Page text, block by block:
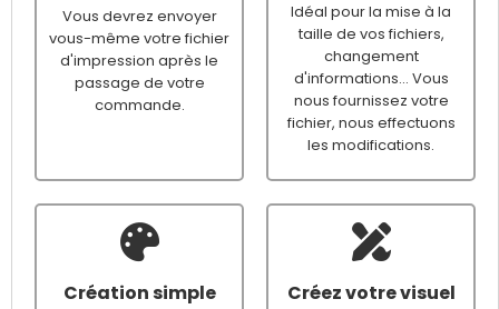
Vous devrez envoyer
vous-même votre fichier
d'impression après le
passage de votre
commande.
Idéal pour la mise à la
taille de vos fichiers,
changement
d'informations... Vous
nous fournissez votre
fichier, nous effectuons
les modifications.
Création simple
Créez votre visuel